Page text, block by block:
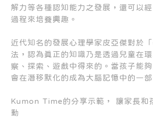
解力等各種認知能力之發展，還可以
過程來培養興趣。
近代知名的發展心理學家皮亞傑對於
法，認為真正的知識乃是透過兒童在
察、探索、遊戲中得來的。當孩子能
會在潛移默化的成為大腦記憶中的一部
Kumon Time的分享示範， 讓家長和
動